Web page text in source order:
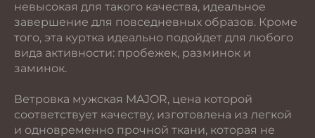
невысокая для такого качества, идеальное
завершение для повседневных образов. Кроме
того, эта куртка идеально подойдет для любого
вида активности: пробежек, разминок и
заминок.
Ветровка мужская MAJOR, цена которой
соответствует качеству, изготовлена из легкой
и одновременно прочной ткани, которая не